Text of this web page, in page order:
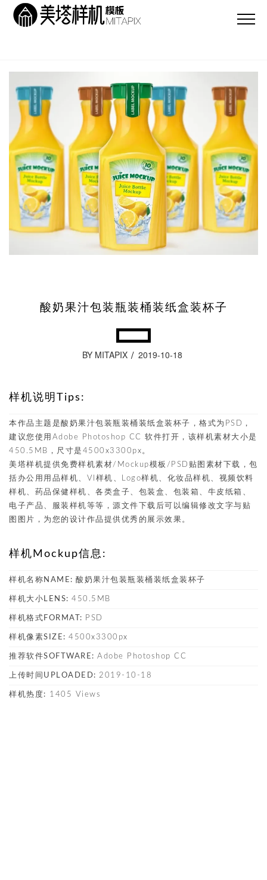
酸奶果汁包装瓶装桶装纸盒装杯子
BY MITAPIX 2019-10-18
样机说明Tips:
本作品主题是酸奶果汁包装瓶装桶装纸盒装杯子，格式为PSD，
建议您使用Adobe Photoshop CC 软件打开，该样机素材大小是
450.5MB，尺寸是4500x3300px。
美塔样机提供免费样机素材/Mockup模板/PSD贴图素材下载，包
括办公用用品样机、VI样机、Logo样机、化妆品样机、视频饮料
样机、药品保健样机、各类盒子、包装盒、包装箱、牛皮纸箱、
电子产品、服装样机等等，源文件下载后可以编辑修改文字与贴
图图片，为您的设计作品提供优秀的展示效果。
样机Mockup信息:
样机名称NAME: 酸奶果汁包装瓶装桶装纸盒装杯子
样机大小LENS: 450.5MB
样机格式FORMAT: PSD
样机像素SIZE: 4500x3300px
推荐软件SOFTWARE: Adobe Photoshop CC
上传时间UPLOADED: 2019-10-18
样机热度: 1405 Views